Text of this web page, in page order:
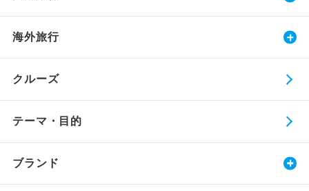
海外旅行
クルーズ
テーマ・目的
ブランド